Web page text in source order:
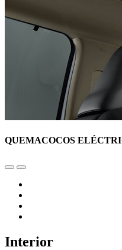
QUEMACOCOS
Interior